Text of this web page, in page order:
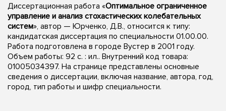
Диссертационная работа «Оптимальное ограниченное
управление и анализ стохастических колебательных
систем», автор — Юрченко, Д.В., относится к типу:
кандидатская диссертация по специальности 01.00.00.
Работа подготовлена в городе Вустер в 2001 году.
Объем работы: 92 с. : ил.. Внутренний код товара:
01005034397. На странице представлены основные
сведения о диссертации, включая название, автора, год,
город, тип работы и шифр специальности.